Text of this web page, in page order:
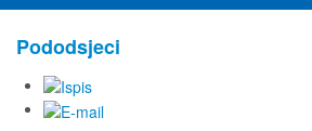
Pododsjeci